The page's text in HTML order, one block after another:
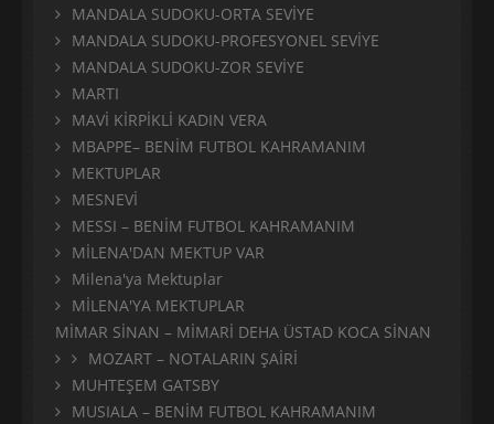
MANDALA SUDOKU-ORTA SEVİYE
MANDALA SUDOKU-PROFESYONEL SEVİYE
MANDALA SUDOKU-ZOR SEVİYE
MARTI
MAVİ KİRPİKLİ KADIN VERA
MBAPPE– BENİM FUTBOL KAHRAMANIM
MEKTUPLAR
MESNEVİ
MESSI – BENİM FUTBOL KAHRAMANIM
MİLENA'DAN MEKTUP VAR
Milena'ya Mektuplar
MİLENA'YA MEKTUPLAR
MİMAR SİNAN – MİMARİ DEHA ÜSTAD KOCA SİNAN
MOZART – NOTALARIN ŞAİRİ
MUHTEŞEM GATSBY
MUSIALA – BENİM FUTBOL KAHRAMANIM